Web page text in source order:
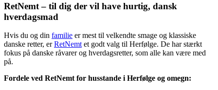
RetNemt – til dig der vil have hurtig, dansk
hverdagsmad
Hvis du og din familie er mest til velkendte smage og klassiske
danske retter, erRetNemt et godt valg til Herfølge. De har stærkt
fokus på danske råvarer og hverdagsretter, som alle kan være med
på.
Fordele ved RetNemt for husstande i Herfølge og omegn: